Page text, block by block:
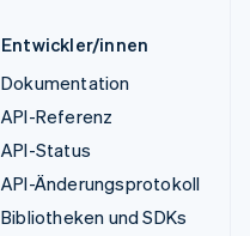
Entwickler/innen
Dokumentation
API-Referenz
API-Status
API-Änderungsprotokoll
Bibliotheken und SDKs